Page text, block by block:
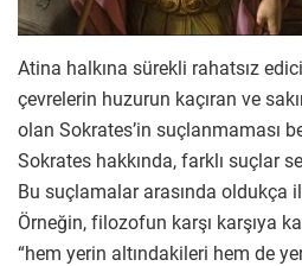
Atina halkına sürekli rahatsız
çevrelerin huzurun kaçıran ve
olan Sokrates’in suçlanmaması
Sokrates hakkında, farklı suçlar
Bu suçlamalar arasında oldukça
Örneğin, filozofun karşı karşıya
“hem yerin altındakileri hem de